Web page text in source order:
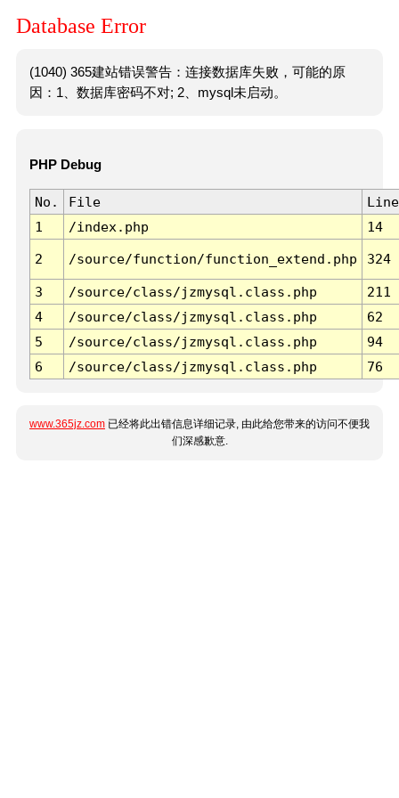
Database Error
(1040) 365建站错误警告：连接数据库失败，可能的原
因：1、数据库密码不对; 2、mysql未启动。
PHP Debug
No. File
Line
1
/index.php 14
2 /source/function/function_extend.php 324
3 /source/class/jzmysql.class.php
211
4
/source/class/jzmysql.class.php
62
5
/source/class/jzmysql.class.php
94
6
/source/class/jzmysql.class.php 76
www.365jz.com 已经将此出错信息详细记录, 由此给您带来的访问不便我
们深感歉意.